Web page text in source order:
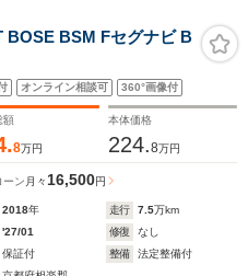
BSM Fセグナビ B
オンライン相談可 360°画像付
額
8万円
本体価格
224.8万円
ーン 月々16,500円
2018年 走行 7.5万km
'27/01 修復
なし
保証付 整備
法定整備付